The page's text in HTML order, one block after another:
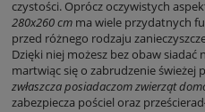
czystości. Oprócz oczywistych
280x260 cm ma wiele przydatnych
przed różnego rodzaju
Dzięki niej możesz bez obaw siadać
martwiąc się o zabrudzenie świeżej
zwłaszcza posiadaczom zwierząt
zabezpiecza pościel oraz